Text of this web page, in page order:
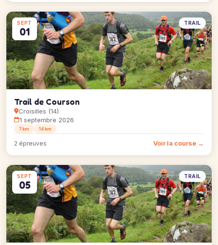
SEPT
01
TRAIL
Trail de Courson
Croisilles (14)
1 septembre 2026
7 km 14 km
2 épreuves Voir la course →
SEPT
05
TRAIL